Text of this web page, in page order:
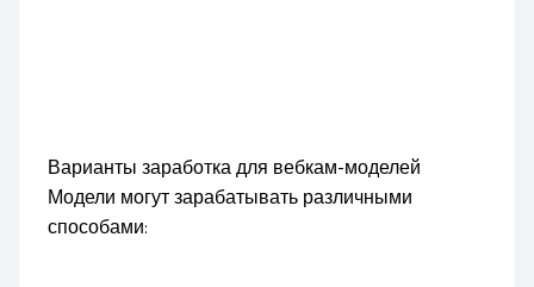
Варианты заработка для вебкам-моделей
Модели могут зарабатывать различными
способами: